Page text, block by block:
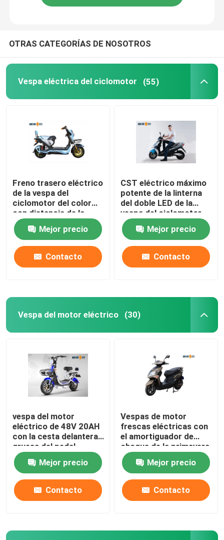
OTRAS CATEGORÍAS DE NOSOTROS
Vespa eléctrica del ciclomotor (55)
Freno trasero eléctrico
de la vespa del
ciclomotor del color
con distancia de la
gama de la cerradura
los 60kmMejor precio
Contacto
CST eléctrico máximo
potente de la linterna
del doble LED de la
vespa del ciclomotor
de la velocidad los
50km sin tubo
Mejor precio
Contacto
Vespa del motor eléctrico (30)
vespa del motor
eléctrico de 48V 20AH
con la cesta delantera
gruesa del pedal
Mejor precio
Contacto
Vespas de motor
frescas eléctricas con
el amortiguador de
choque de la primavera
del doble de
OverstrikingMejor precio
Contacto